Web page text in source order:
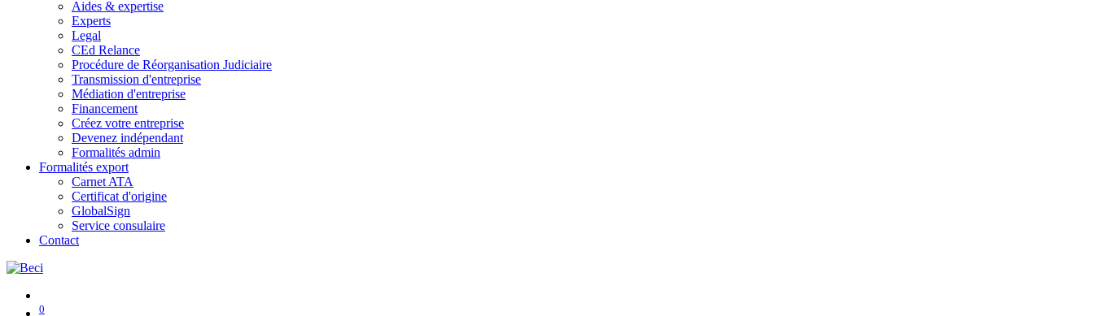
Aides & expertise
Experts
Legal
CEd Relance
Procédure de Réorganisation Judiciaire
Transmission d'entreprise
Médiation d'entreprise
Financement
Créez votre entreprise
Devenez indépendant
Formalités admin
Formalités export
Carnet ATA
Certificat d'origine
GlobalSign
Service consulaire
Contact
0